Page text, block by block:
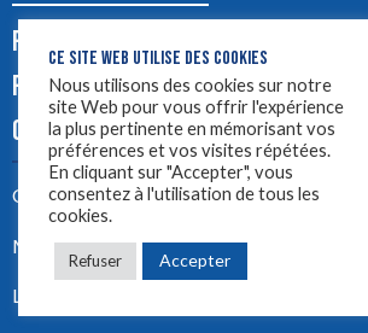
PODCASTS
PUB
CONTACT
Créez votre site avecYellowtie – Agence
Mentions légales
LYON 1ère 2023 ©
CE SITE WEB UTILISE DES COOKIES
Nous utilisons des cookies sur notre
site Web pour vous offrir l'expérience
la plus pertinente en mémorisant vos
préférences et vos visites répétées.
En cliquant sur "Accepter", vous
consentez à l'utilisation de tous les
cookies.
Refuser Accepter